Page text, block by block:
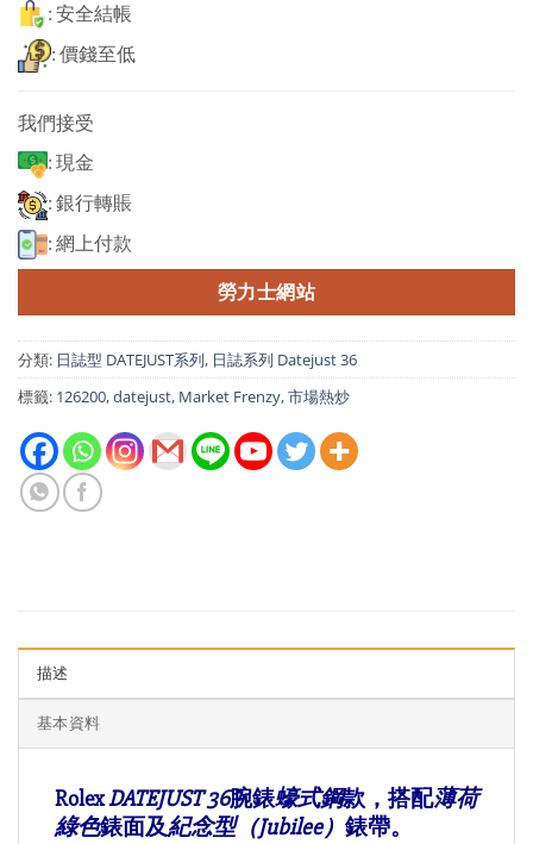
: 安全結帳
: 價錢至低
我們接受
: 現金
: 銀行轉賬
: 網上付款
勞力士網站
分類: 日誌型 DATEJUST系列, 日誌系列 Datejust 36
標籤: 126200,datejust, Market Frenzy,市場熱炒
描述
基本資料
RolexDATEJUST 36腕錶蠔式鋼款，搭配薄荷
綠色錶面及紀念型（Jubilee） 錶帶。